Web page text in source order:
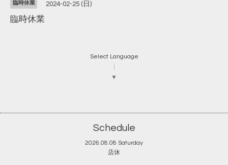
臨時休業 2024-02-25 (日)
臨時休業
Select Language
▼
Schedule
2026.08.08 Saturday
店休